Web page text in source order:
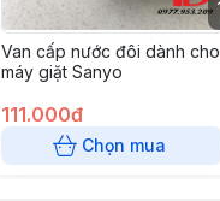
Van cấp nước đôi dành cho
máy giặt Sanyo
111.000đ
Chọn mua